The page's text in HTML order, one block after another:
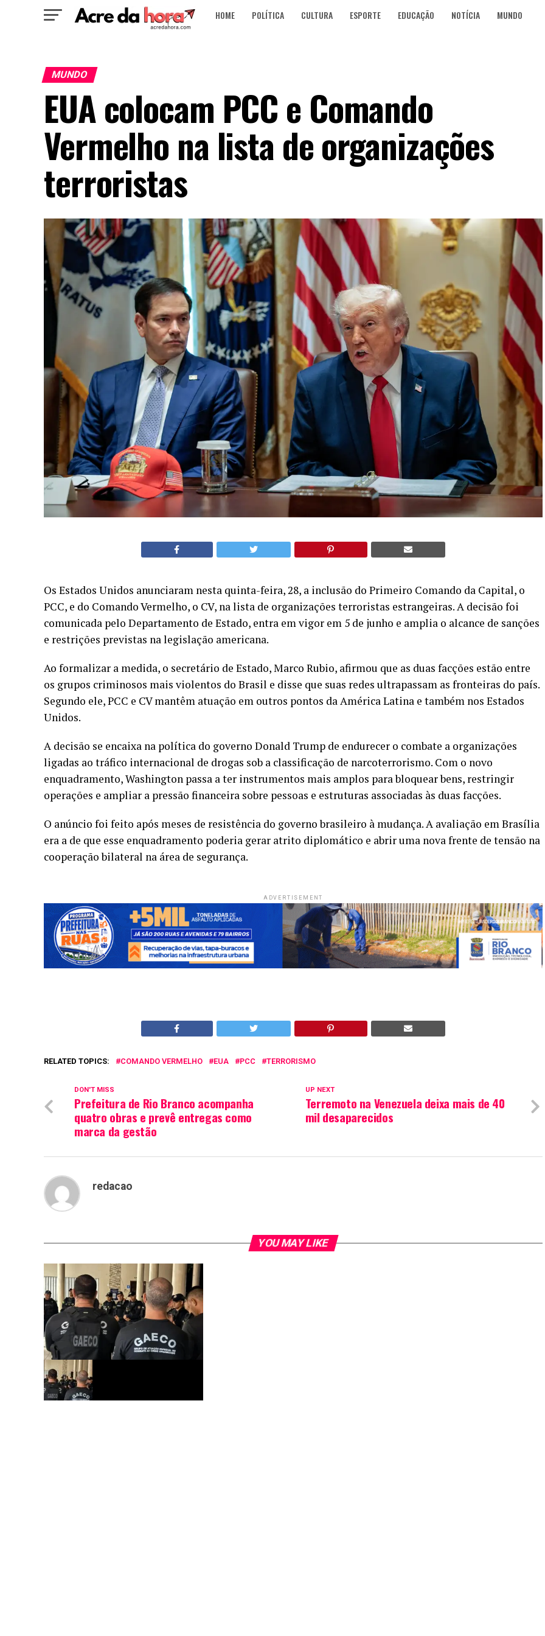
HOME POLÍTICA CULTURA ESPORTE EDUCAÇÃO NOTÍCIA MUNDO
MUNDO
EUA colocam PCC e Comando
Vermelho na lista de organizações
terroristas
Os Estados Unidos anunciaram nesta quinta-feira, 28, a inclusão do Primeiro Comando da Capital, o
PCC, e do Comando Vermelho, o CV, na lista de organizações terroristas estrangeiras. A decisão foi
comunicada pelo Departamento de Estado, entra em vigor em 5 de junho e amplia o alcance de sanções
e restrições previstas na legislação americana.
Ao formalizar a medida, o secretário de Estado, Marco Rubio, afirmou que as duas facções estão entre
os grupos criminosos mais violentos do Brasil e disse que suas redes ultrapassam as fronteiras do país.
Segundo ele, PCC e CV mantêm atuação em outros pontos da América Latina e também nos Estados
Unidos.
A decisão se encaixa na política do governo Donald Trump de endurecer o combate a organizações
ligadas ao tráfico internacional de drogas sob a classificação de narcoterrorismo. Com o novo
enquadramento, Washington passa a ter instrumentos mais amplos para bloquear bens, restringir
operações e ampliar a pressão financeira sobre pessoas e estruturas associadas às duas facções.
O anúncio foi feito após meses de resistência do governo brasileiro à mudança. A avaliação em Brasília
era a de que esse enquadramento poderia gerar atrito diplomático e abrir uma nova frente de tensão na
cooperação bilateral na área de segurança.
ADVERTISEMENT
RELATED TOPICS: COMANDO VERMELHO EUA PCC TERRORISMO
UP NEXT
Terremoto na Venezuela deixa mais de 40
mil desaparecidos
DON'T MISS
Prefeitura de Rio Branco acompanha
quatro obras e prevê entregas como
marca da gestão
redacao
YOU MAY LIKE